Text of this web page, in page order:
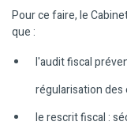
Pour ce faire, le
que :
l'audit fiscal
régularisation
le rescrit fiscal :